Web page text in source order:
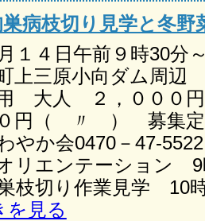
病枝切り見学と冬野
１４日午前９時30
上三原小向ダム周
大人 ２，０００
円（ 〃 ） 募集
か会0470－47-
エンテーション
枝切り作業見学 10
を見る